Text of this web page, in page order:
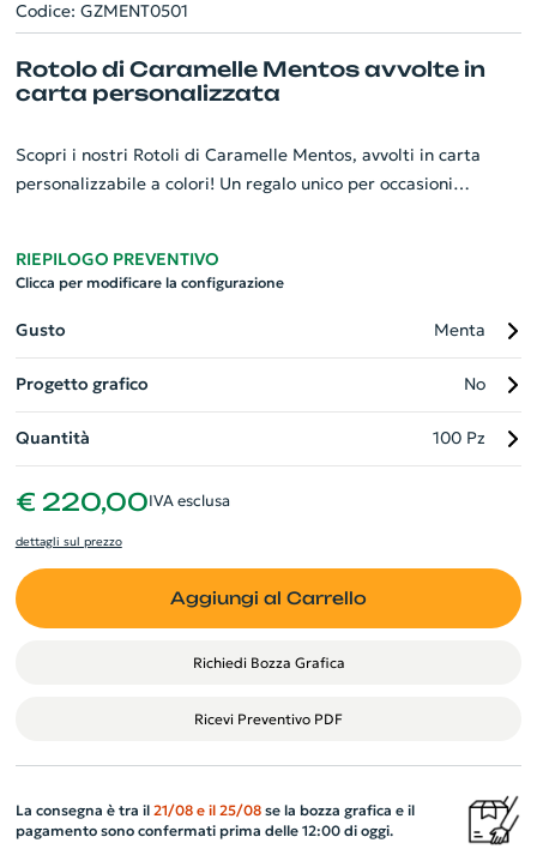
Codice: GZMENT0501
Rotolo di Caramelle Mentos avvolte in
carta personalizzata
Scopri i nostri Rotoli di Caramelle Mentos, avvolti in carta
personalizzabile a colori! Un regalo unico per occasioni
piacevolissime caramelle. I rotoli Mentos personalizzati sono
un po' più dolce. Questo delizioso gadget, del peso di 40 gr, ha
dimensioni di Ø 1.9 x 14 cm. La personalizzazione completa
permette di rendere ogni rotolo di Mentos inimitabile,
mostrando il tuo marchio in modo unico e gustoso!
RIEPILOGO PREVENTIVO
Clicca per modificare la configurazione
Gusto Menta
Progetto grafico No
Quantità 100 Pz
€ 220,00IVA esclusa
dettagli sul prezzo
Aggiungi al Carrello
Richiedi Bozza Grafica
Ricevi Preventivo PDF
La consegna è tra il 21/08 e il 25/08se la bozza grafica e il
pagamento sono confermati prima delle 12:00 di oggi.